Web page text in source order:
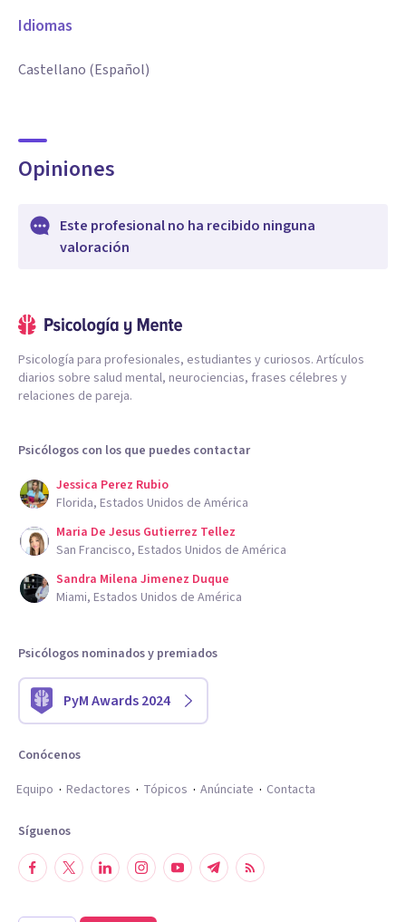
Idiomas
Castellano (Español)
Opiniones
Este profesional no ha recibido ninguna
valoración
Psicología para profesionales, estudiantes y curiosos. Artículos
diarios sobre salud mental, neurociencias, frases célebres y
relaciones de pareja.
Psicólogos con los que puedes contactar
Jessica Perez Rubio
Florida, Estados Unidos de América
Maria De Jesus Gutierrez Tellez
San Francisco, Estados Unidos de América
Sandra Milena Jimenez Duque
Miami, Estados Unidos de América
Psicólogos nominados y premiados
PyM Awards 2024
Conócenos
Equipo
Redactores Tópicos Anúnciate Contacta
Síguenos